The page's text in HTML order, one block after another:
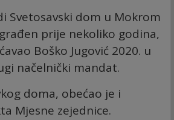
Svetosavski dom u Mokrom
prije nekoliko godina,
Boško Jugović 2020. u
načelnički mandat.
doma, obećao je i
Mjesne zejednice.